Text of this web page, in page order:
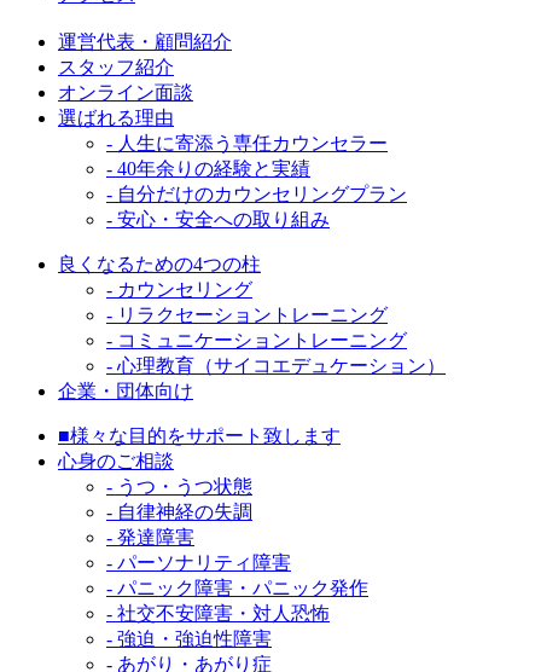
運営代表・顧問紹介
スタッフ紹介
オンライン面談
選ばれる理由
- 人生に寄添う専任カウンセラー
- 40年余りの経験と実績
- 自分だけのカウンセリングプラン
- 安心・安全への取り組み
良くなるための4つの柱
- カウンセリング
- リラクセーショントレーニング
- コミュニケーショントレーニング
- 心理教育（サイコエデュケーション）
企業・団体向け
■様々な目的をサポート致します
心身のご相談
- うつ・うつ状態
- 自律神経の失調
- 発達障害
- パーソナリティ障害
- パニック障害・パニック発作
- 社交不安障害・対人恐怖
- 強迫・強迫性障害
- あがり・あがり症